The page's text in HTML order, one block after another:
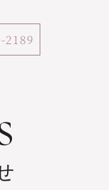
2189